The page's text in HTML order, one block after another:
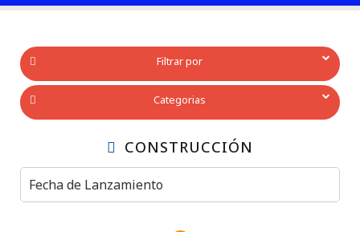
Filtrar por
Categorias
CONSTRUCCIÓN